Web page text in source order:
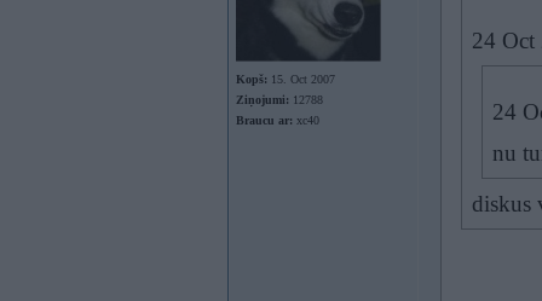
Kopš: 15. Oct 2007
Ziņojumi: 12788
Braucu ar: xc40
24 Oct
24
nu
diskus